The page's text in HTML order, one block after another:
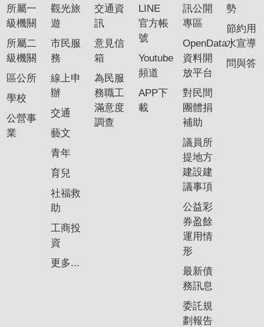
所屬一
級機關
所屬二
級機關
區公所
學校
公營事
業
觀光旅
遊
市民服
務
線上申
辦
交通
藝文
青年
育兒
社福救
助
工商投
資
更多...
交通資
訊
意見信
箱
為民服
務職工
滿意度
調查
LINE
官方帳
號
Youtube
頻道
APP下
載
訊公開
專區
OpenData
資料開
放平台
對民間
團體捐
補助
議員所
提地方
建設建
議事項
公益彩
券盈餘
運用情
形
最新債
務訊息
委託規
劃報告
勢
節約用
水宣導
問與答